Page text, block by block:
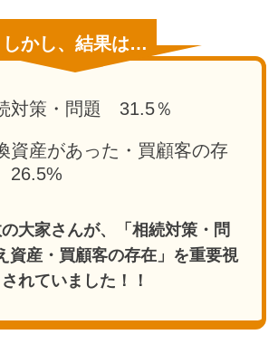
しかし、結果は…
対策・問題 31.5％
資産があった・買顧客の存
大家さんが、「相続対策・問
資産・買顧客の存在」を重要視
されていました！！